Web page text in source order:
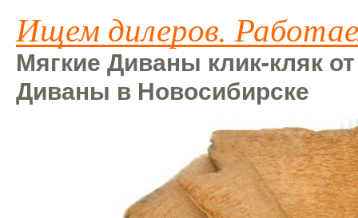
Ищем дилеров.
Мягкие Диваны клик-кляк
Диваны в Новосибирске